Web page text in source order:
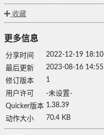
收藏
更多信息
分享时间
2022-12-19 18:10
最后更新
2023-08-16 14:55
修订版本
1
用户许可
-未设置-
Quicker版本 1.38.39
动作大小
70.4 KB